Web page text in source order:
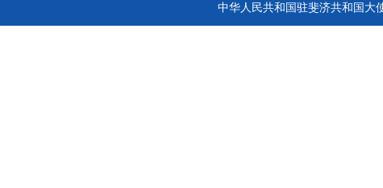
中华人民共和国驻斐济共和国大